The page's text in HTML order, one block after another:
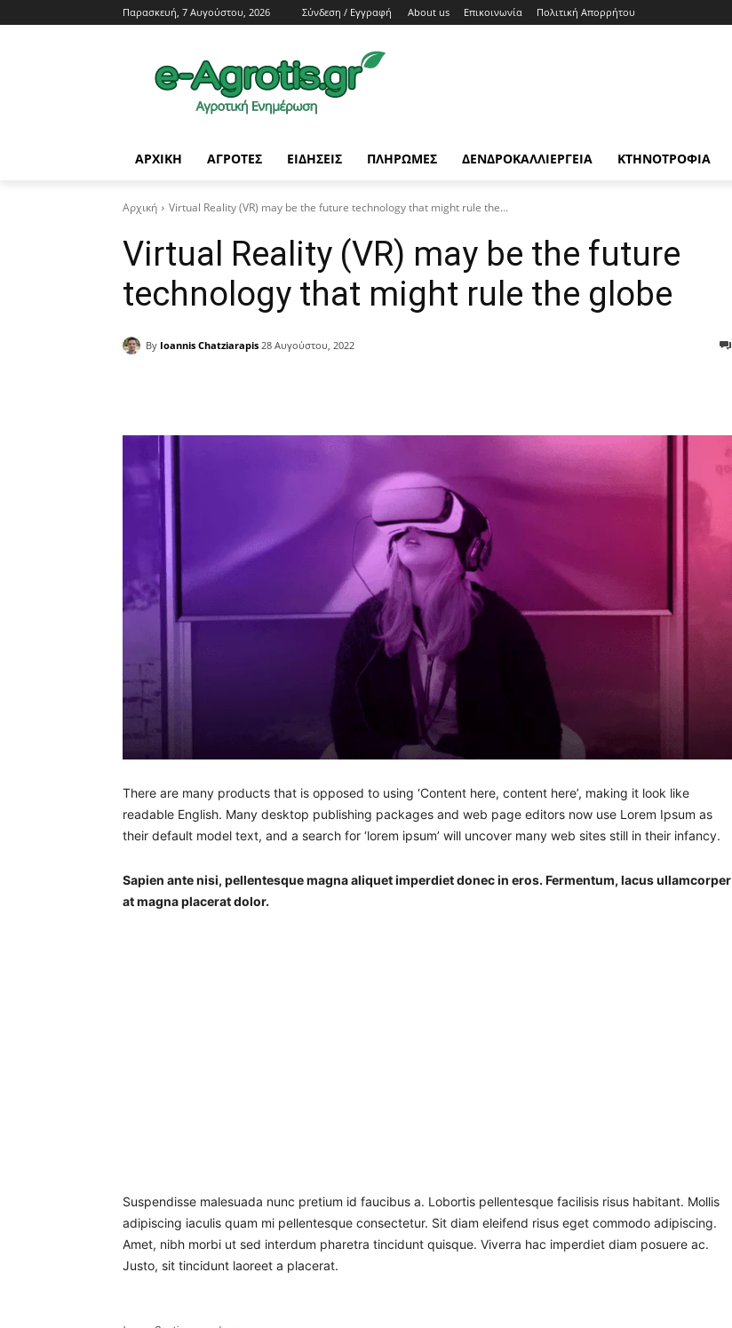
Παρασκευή, 7 Αυγούστου, 2026 Σύνδεση / Εγγραφή About us Επικοινωνία Πολιτική Απορρήτου
ΑΡΧΙΚΗ AΓΡΟΤΕΣ ΕΙΔΗΣΕΙΣ ΠΛΗΡΩΜΕΣ ΔΕΝΔΡΟΚΑΛΛΙΕΡΓΕΙΑ ΚΤΗΝΟΤΡΟΦΙΑ
Αρχική Virtual Reality (VR) may be the future technology that might rule the...
Virtual Reality (VR) may be the future
technology that might rule the globe
By Ioannis Chatziarapis 28 Αυγούστου, 2022
There are many products that is opposed to using ‘Content here, content here’, making it look like
readable English. Many desktop publishing packages and web page editors now use Lorem Ipsum as
their default model text, and a search for ‘lorem ipsum’ will uncover many web sites still in their infancy.
Sapien ante nisi, pellentesque magna aliquet imperdiet donec in eros. Fermentum, lacus ullamcorper
at magna placerat dolor.
Suspendisse malesuada nunc pretium id faucibus a. Lobortis pellentesque facilisis risus habitant. Mollis
adipiscing iaculis quam mi pellentesque consectetur. Sit diam eleifend risus eget commodo adipiscing.
Amet, nibh morbi ut sed interdum pharetra tincidunt quisque. Viverra hac imperdiet diam posuere ac.
Justo, sit tincidunt laoreet a placerat.